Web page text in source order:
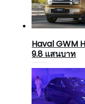
Haval GWM
9.8 แสนบาท